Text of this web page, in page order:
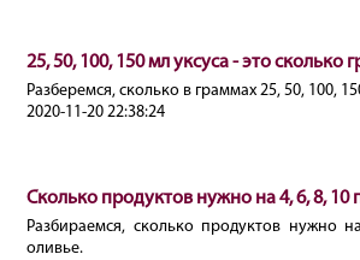
25, 50, 100, 150 мл уксуса - это сколько
Разберемся, сколько в граммах 25, 50, 100,
2020-11-20 22:38:24
Сколько продуктов нужно на 4, 6, 8, 10
Разбираемся, сколько продуктов нужно
оливье.